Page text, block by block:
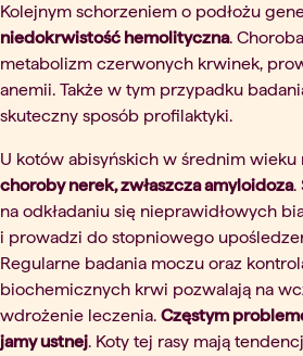
Kolejnym schorzeniem o podłożu
niedokrwistość hemolityczna.
metabolizm czerwonych krwinek,
anemii. Także w tym przypadku
skuteczny sposób profilaktyki.
U kotów abisyńskich w średnim
choroby nerek, zwłaszcza amyloidoza.
na odkładaniu się nieprawidłowych
i prowadzi do stopniowego
Regularne badania moczu oraz
biochemicznych krwi pozwalają na
wdrożenie leczenia. Częstym
jamy ustnej. Koty tej rasy mają